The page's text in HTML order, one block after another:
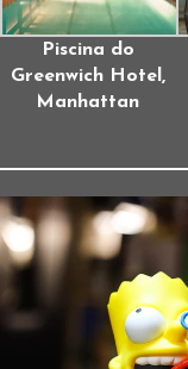
Piscina do
Greenwich Hotel,
Manhattan